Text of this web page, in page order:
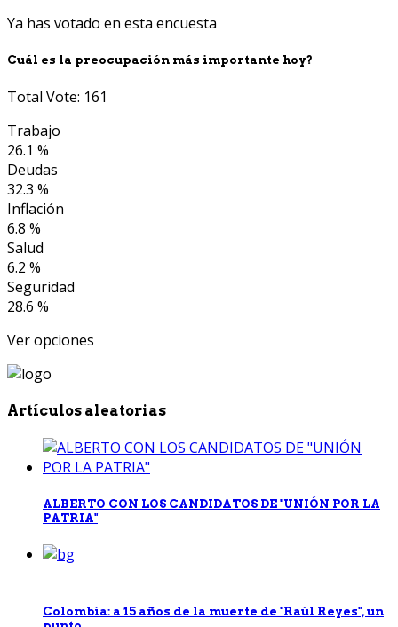
Ya has votado en esta encuesta
Cuál es la preocupación más importante hoy?
Total Vote: 161
Trabajo
26.1 %
Deudas
32.3 %
Inflación
6.8 %
Salud
6.2 %
Seguridad
28.6 %
Ver opciones
Artículos aleatorias
ALBERTO CON LOS CANDIDATOS DE "UNIÓN POR LA
PATRIA"
Colombia: a 15 años de la muerte de "Raúl Reyes", un